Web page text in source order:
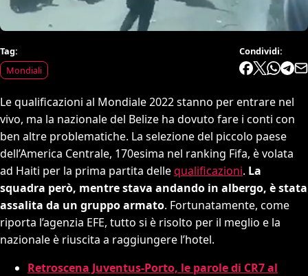
Tag:
Mondiali
Condividi:
Le qualificazioni al Mondiale 2022 stanno per entrare nel
vivo, ma la nazionale del Belize ha dovuto fare i conti con
ben altre problematiche. La selezione del piccolo paese
dell’America Centrale, 170esima nel ranking Fifa, è volata
ad Haiti per la prima partita dellequalificazioni. La
squadra però, mentre stava andando in albergo, è stata
assalita da un gruppo armato. Fortunatamente, come
riporta l’agenzia EFE, tutto si è risolto per il meglio e la
nazionale è riuscita a raggiungere l’hotel.
Retroscena Juventus-Porto, le parole di CR7 al